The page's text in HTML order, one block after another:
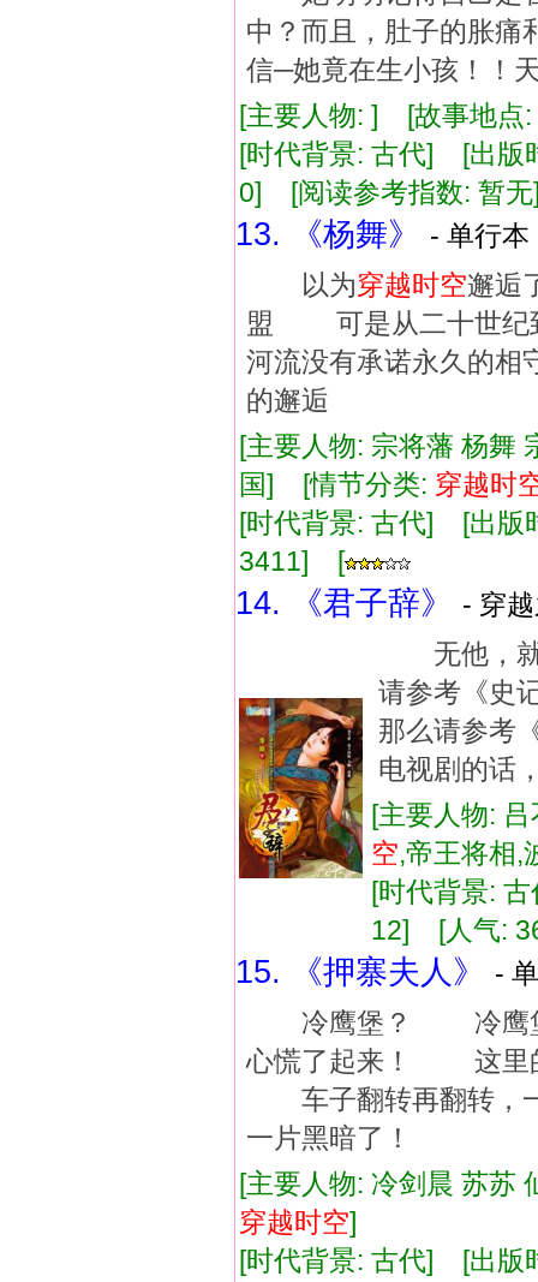
中？而且，肚子的胀痛
信─她竟在生小孩！！
[主要人物: ] [故事地
[时代背景: 古代] [出
0] [阅读参考指数: 暂无
13. 《杨舞》
- 单行
以为穿越时空邂逅
盟 可是从二十世
河流没有承诺永久的
的邂逅
[主要人物: 宗将藩 杨舞
国] [情节分类: 穿越时
[时代背景: 古代] [出
3411] [
14. 《君子辞》
- 穿
无他，
请参考《
那么请参考
电视剧的
[主要人物:
空,帝王将
[时代背景:
12] [人气:
15. 《押寨夫人》
-
冷鹰堡？ 冷鹰堡
心慌了起来！ 这里
车子翻转再翻转，
一片黑暗了！
[主要人物: 冷剑晨 苏
穿越时空]
[时代背景: 古代] [出